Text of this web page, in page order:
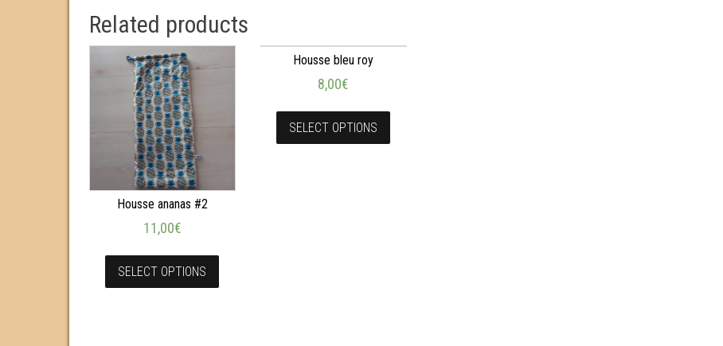
Related products
Housse ananas #2
11,00€
SELECT OPTIONS
Housse bleu roy
8,00€
SELECT OPTIONS